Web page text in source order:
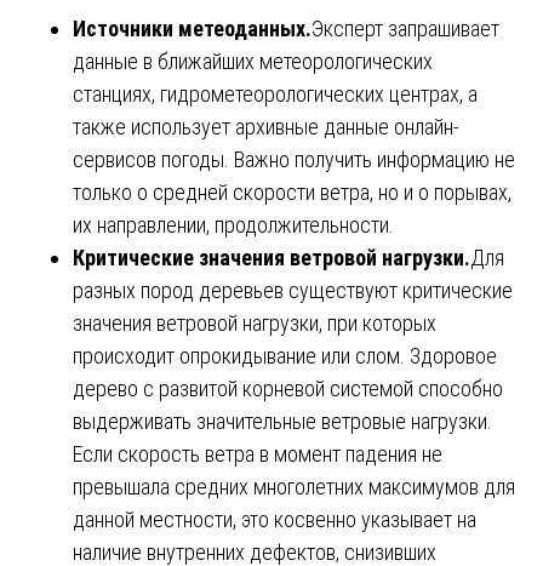
Источники метеоданных.Эксперт запрашивает
данные в ближайших метеорологических
станциях, гидрометеорологических центрах, а
также использует архивные данные онлайн-
сервисов погоды. Важно получить информацию не
только о средней скорости ветра, но и о порывах,
их направлении, продолжительности.
Критические значения ветровой нагрузки.Для
разных пород деревьев существуют критические
значения ветровой нагрузки, при которых
происходит опрокидывание или слом. Здоровое
дерево с развитой корневой системой способно
выдерживать значительные ветровые нагрузки.
Если скорость ветра в момент падения не
превышала средних многолетних максимумов для
данной местности, это косвенно указывает на
наличие внутренних дефектов, снизивших